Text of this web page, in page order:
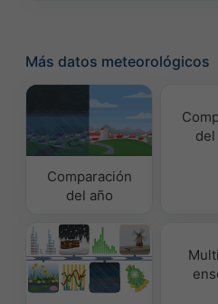
Más datos meteorológicos
Comparación
del año